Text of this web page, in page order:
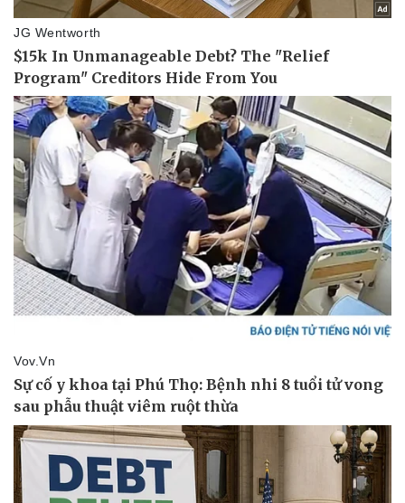
Pháp luật
Vụ án
Quân sự - Quốc phòng
Vũ khí
Việt Nam